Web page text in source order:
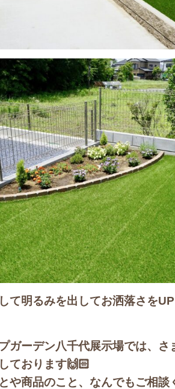
て明るみを出してお洒落さを
ガーデン八千代展示場では、さ
ております🙌🏻
や商品のこと、なんでもご相談